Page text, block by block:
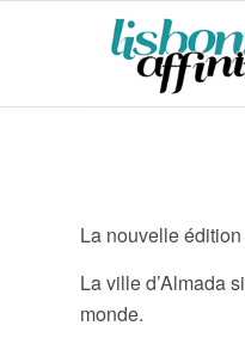
La nouvelle
La ville d’Almada
monde.